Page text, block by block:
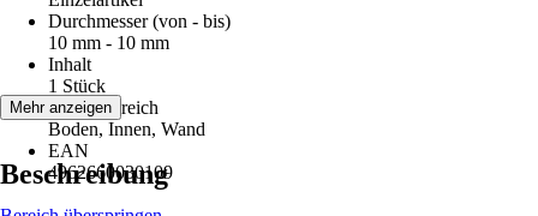
Durchmesser (von - bis)
10 mm - 10 mm
Inhalt
1 Stück
Einsatzbereich
Boden, Innen, Wand
EAN
4962660030109
Mehr anzeigen
Beschreibung